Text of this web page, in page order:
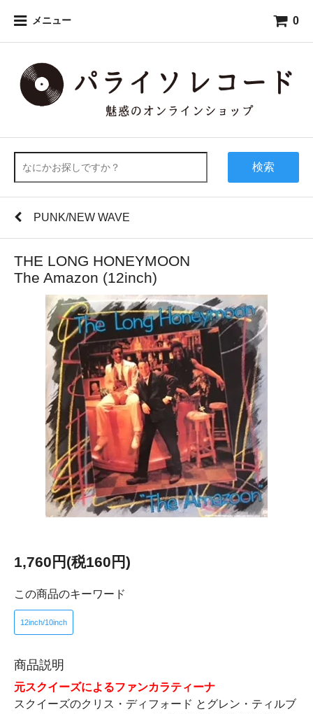
メニュー 0
検索
PUNK/NEW WAVE
THE LONG HONEYMOON
The Amazon (12inch)
1,760円(税160円)
この商品のキーワード
12inch/10inch
商品説明
元スクイーズによるファンカラティーナ
スクイーズのクリス・ディフォード とグレン・ティルブ